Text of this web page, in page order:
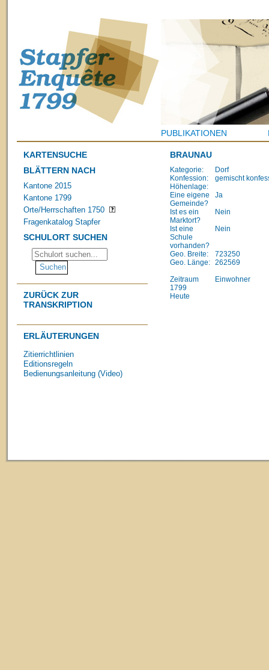
PUBLIKATIONEN
KARTENSUCHE
BLÄTTERN NACH
Kantone 2015
Kantone 1799
Orte/Herrschaften 1750
Fragenkatalog Stapfer
SCHULORT SUCHEN
ZURÜCK ZUR
TRANSKRIPTION
ERLÄUTERUNGEN
Zitierrichtlinien
Editionsregeln
Bedienungsanleitung (Video)
BRAUNAU
Kategorie:
Dorf
Konfession:
gemischt
Höhenlage:
Eine eigene
Gemeinde?
Ja
Ist es ein
Marktort?
Nein
Ist eine
Schule
vorhanden?
Nein
Geo. Breite:
723250
Geo. Länge: 262569
Zeitraum
Einwohner
1799
Heute